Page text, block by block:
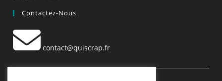
Contactez-Nous
contact@quiscrap.fr